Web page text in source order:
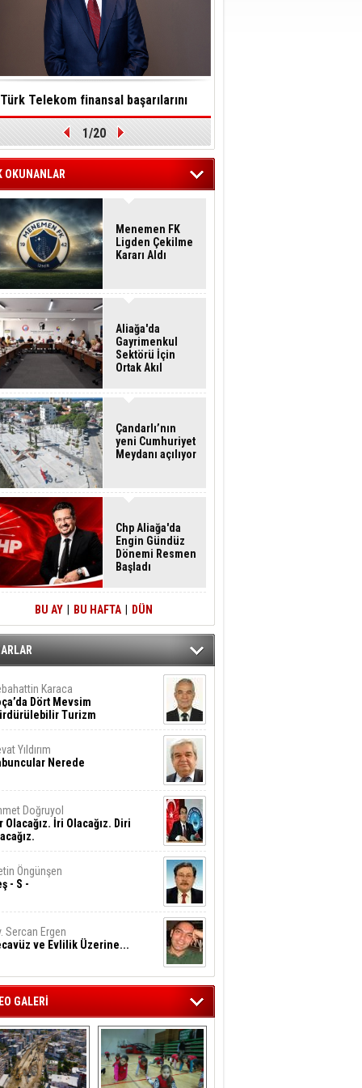
Türk Telekom finansal başarılarını
vizyonuyla taçlandırdı
1/20
OKUNANLAR
Menemen FK
Ligden Çekilme
Kararı Aldı
Aliağa'da
Gayrimenkul
Sektörü İçin
Ortak Akıl
Çandarlı’nın
yeni Cumhuriyet
Meydanı açılıyor
Chp Aliağa'da
Engin Gündüz
Dönemi Resmen
Başladı
BU AY BU HAFTA DÜN
Karaca
Dört Mevsim
Turizm
Yıldırım
Nerede
Doğruyol
Olacağız. İri Olacağız. Diri
Öngünşen
- S -
Sercan Ergen
ve Evlilik Üzerine...
GALERİ